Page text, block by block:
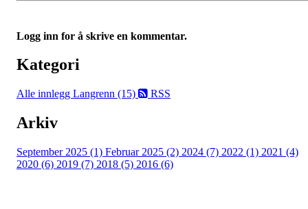
Logg inn for å skrive en kommentar.
Kategori
Alle innlegg Langrenn (15) RSS
Arkiv
September 2025 (1) Februar 2025 (2) 2024 (7) 2022 (1) 2021 (4)
2020 (6) 2019 (7) 2018 (5) 2016 (6)